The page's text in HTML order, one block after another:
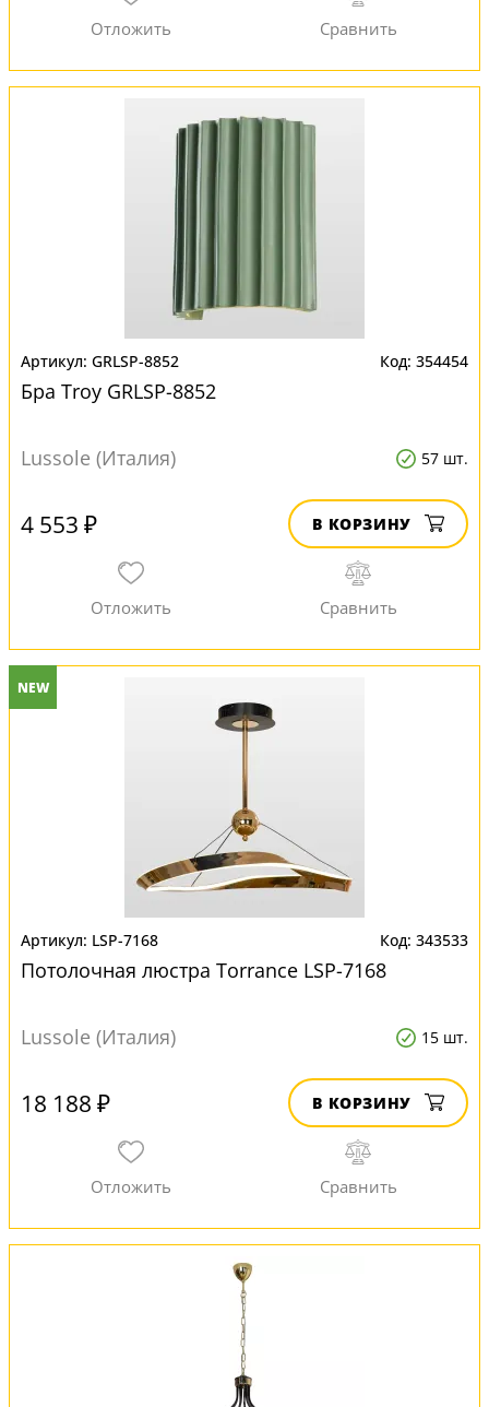
GRLSP-8852 354454
Бра Troy GRLSP-8852
Lussole (Италия) 57 шт.
4 553 ₽ В КОРЗИНУ
NEW
LSP-7168 343533
Потолочная люстра Torrance LSP-7168
Lussole (Италия) 15 шт.
18 188 ₽ В КОРЗИНУ